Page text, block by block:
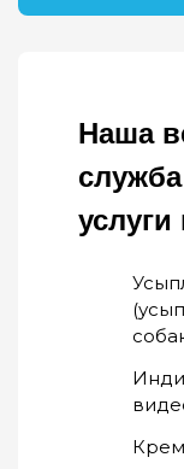
Наша
услуги